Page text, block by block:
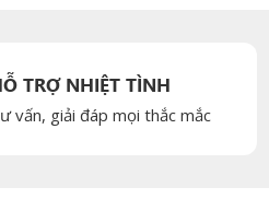
TRỢ NHIỆT TÌNH
vấn, giải đáp mọi thắc mắc